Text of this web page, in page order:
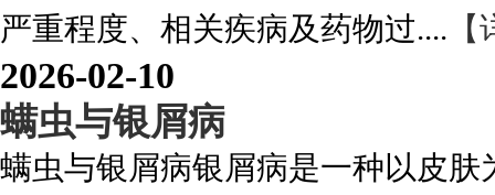
严重程度、相关疾病及药物过....
2026-02-10
螨虫与银屑病
螨虫与银屑病银屑病是一种以皮